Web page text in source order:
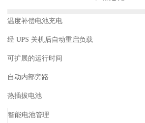
温度补偿电池充电
经 UPS 关机后自动重启负载
可扩展的运行时间
自动内部旁路
热插拔电池
智能电池管理